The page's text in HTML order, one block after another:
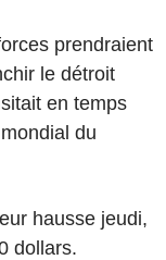
prendraient
le détroit
en temps
du
hausse jeudi,
dollars.